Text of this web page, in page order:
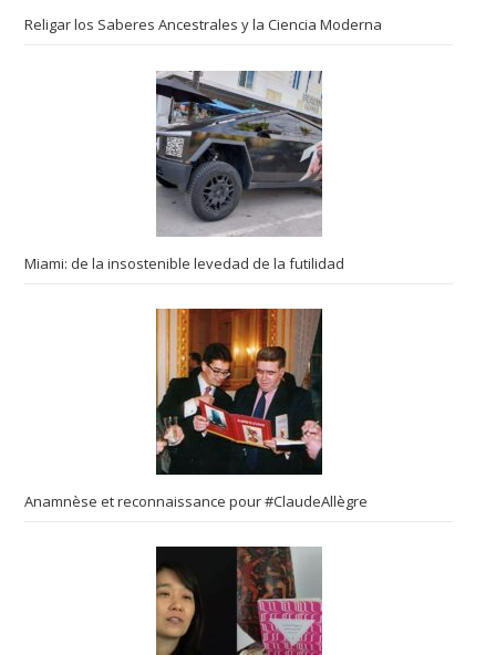
Religar los Saberes Ancestrales y la Ciencia Moderna
Miami: de la insostenible levedad de la futilidad
Anamnèse et reconnaissance pour #ClaudeAllègre